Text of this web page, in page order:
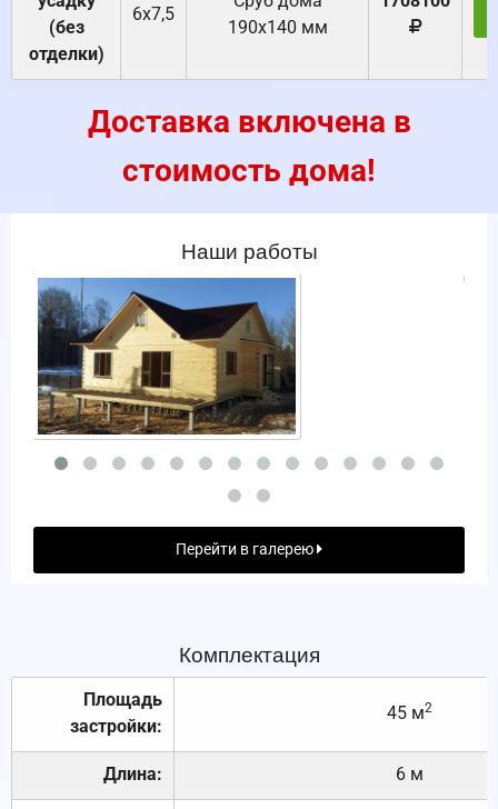
(без
отделки)
6х7,5
190х140 мм
Доставка включена в
стоимость дома!
Наши работы
Перейти в галерею
Комплектация
Площадь
застройки:
45 м2
Длина: 6 м